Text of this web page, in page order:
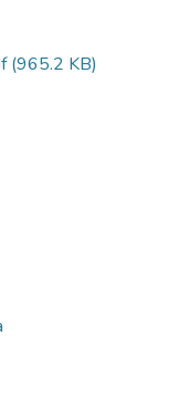
(965.2 KB)